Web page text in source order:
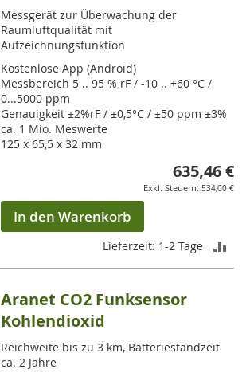
Messgerät zur Überwachung der
Raumluftqualität mit
Aufzeichnungsfunktion
Kostenlose App (Android)
Messbereich 5 .. 95 % rF / -10 .. +60 °C /
0...5000 ppm
Genauigkeit ±2%rF / ±0,5°C / ±50 ppm ±3%
ca. 1 Mio. Meswerte
125 x 65,5 x 32 mm
635,46 €
534,00 €
In den Warenkorb
Lieferzeit: 1-2 Tage
Aranet CO2 Funksensor
Kohlendioxid
Reichweite bis zu 3 km, Batteriestandzeit
ca. 2 Jahre